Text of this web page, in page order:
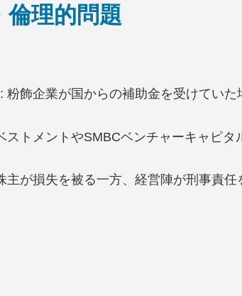
倫理的問題
: 粉飾企業が国からの補助金を受けていた
ストメントやSMBCベンチャーキャピタ
主が損失を被る一方、経営陣が刑事責任